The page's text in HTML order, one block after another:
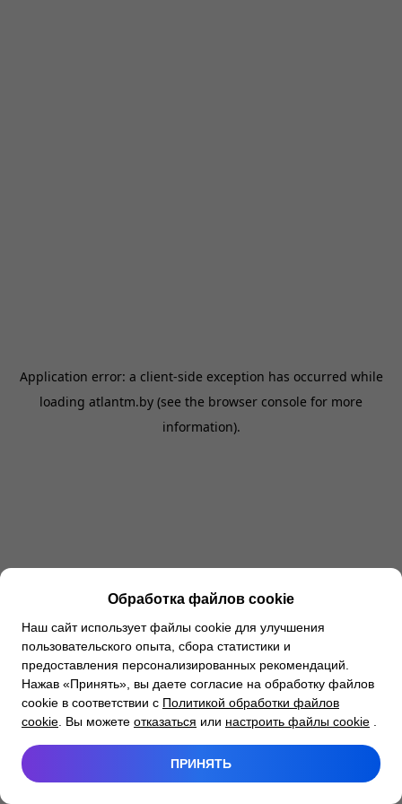
Application error: a client-side exception has occurred while
loading atlantm.by (see the browser console for more
information).
Обработка файлов cookie
Наш сайт использует файлы cookie для улучшения
пользовательского опыта, сбора статистики и
предоставления персонализированных рекомендаций.
Нажав «Принять», вы даете согласие на обработку файлов
cookie в соответствии с Политикой обработки файлов
cookie . Вы можете отказаться или настроить файлы cookie
ПРИНЯТЬ